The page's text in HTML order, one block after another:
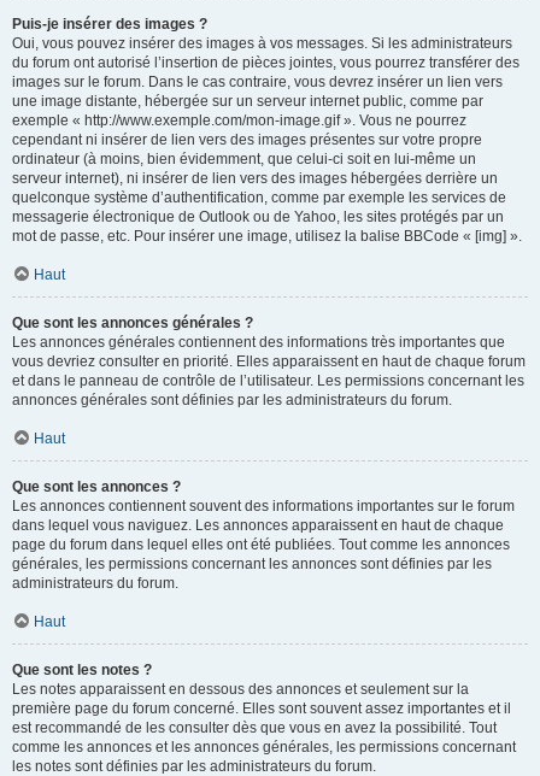
Puis-je insérer des images ?
Oui, vous pouvez insérer des images à vos messages. Si les administrateurs
du forum ont autorisé l’insertion de pièces jointes, vous pourrez transférer des
images sur le forum. Dans le cas contraire, vous devrez insérer un lien vers
une image distante, hébergée sur un serveur internet public, comme par
exemple « http://www.exemple.com/mon-image.gif ». Vous ne pourrez
cependant ni insérer de lien vers des images présentes sur votre propre
ordinateur (à moins, bien évidemment, que celui-ci soit en lui-même un
serveur internet), ni insérer de lien vers des images hébergées derrière un
quelconque système d’authentification, comme par exemple les services de
messagerie électronique de Outlook ou de Yahoo, les sites protégés par un
mot de passe, etc. Pour insérer une image, utilisez la balise BBCode « [img] ».
Haut
Que sont les annonces générales ?
Les annonces générales contiennent des informations très importantes que
vous devriez consulter en priorité. Elles apparaissent en haut de chaque forum
et dans le panneau de contrôle de l’utilisateur. Les permissions concernant les
annonces générales sont définies par les administrateurs du forum.
Haut
Que sont les annonces ?
Les annonces contiennent souvent des informations importantes sur le forum
dans lequel vous naviguez. Les annonces apparaissent en haut de chaque
page du forum dans lequel elles ont été publiées. Tout comme les annonces
générales, les permissions concernant les annonces sont définies par les
administrateurs du forum.
Haut
Que sont les notes ?
Les notes apparaissent en dessous des annonces et seulement sur la
première page du forum concerné. Elles sont souvent assez importantes et il
est recommandé de les consulter dès que vous en avez la possibilité. Tout
comme les annonces et les annonces générales, les permissions concernant
les notes sont définies par les administrateurs du forum.